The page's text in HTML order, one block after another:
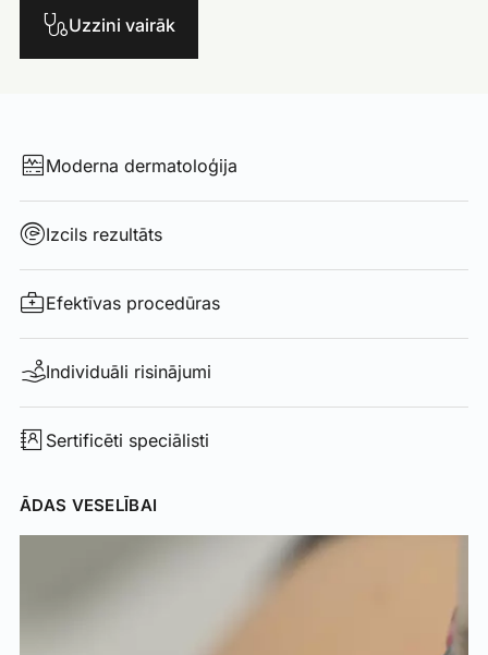
Uzzini vairāk
Moderna dermatoloģija
Izcils rezultāts
Efektīvas procedūras
Individuāli risinājumi
Sertificēti speciālisti
ĀDAS VESELĪBAI